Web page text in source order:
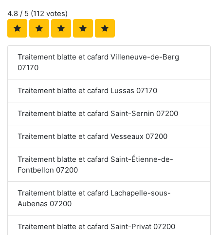
4.8 / 5 (112 votes)
Traitement blatte et cafard Villeneuve-de-Berg
07170
Traitement blatte et cafard Lussas 07170
Traitement blatte et cafard Saint-Sernin 07200
Traitement blatte et cafard Vesseaux 07200
Traitement blatte et cafard Saint-Étienne-de-
Fontbellon 07200
Traitement blatte et cafard Lachapelle-sous-
Aubenas 07200
Traitement blatte et cafard Saint-Privat 07200